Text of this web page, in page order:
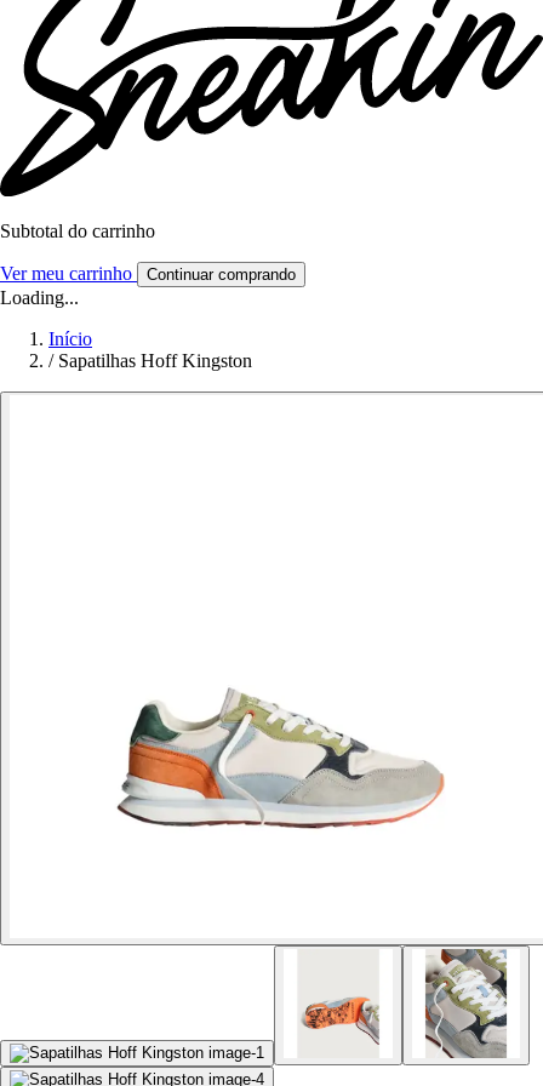
Subtotal do carrinho
Ver meu carrinho Continuar comprando
Loading...
Início
/ Sapatilhas Hoff Kingston